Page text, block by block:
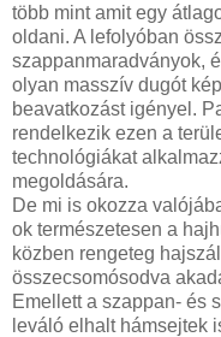
több mint amit egy
oldani. A lefolyóban
szappanmaradványok,
olyan masszív dugót
beavatkozást igényel.
rendelkezik ezen a
technológiákat
megoldására.
De mi is okozza
ok természetesen a
közben rengeteg
összecsomósodva
Emellett a szappan- és
leváló elhalt hámsejtek